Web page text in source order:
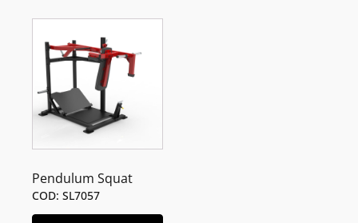
Pendulum Squat
COD: SL7057